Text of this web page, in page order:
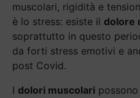
muscolari, rigidità e
è lo stress: esiste il dolore
soprattutto in questo
da forti stress emotivi e
post Covid.
I dolori muscolari